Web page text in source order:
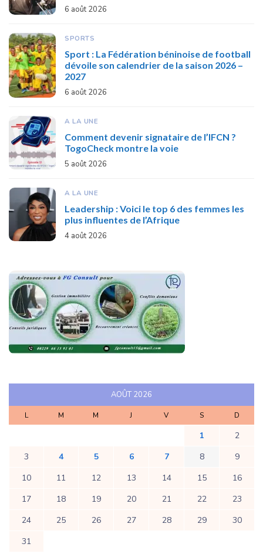
6 août 2026
SPORTS
Sport : La Fédération béninoise de football
dévoile son calendrier de la saison 2026 –
2027
6 août 2026
A LA UNE
Comment devenir signataire de l’IFCN ?
TogoCheck montre la voie
5 août 2026
A LA UNE
Leadership : Voici le top 6 des femmes les
plus influentes de l’Afrique
4 août 2026
AOÛT 2026
L M M J V S D
1
2
3
4 5 6 7 8
9
10
11 12 13 14 15
16
17
18 19 20 21 22
23
24
25 26 27 28 29
30
31